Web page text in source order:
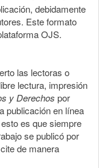
debidamente
Este formato
OJS.
las lectoras o
lectura, impresión
y Derechos por
publicación en línea
es que siempre
se publicó por
de manera